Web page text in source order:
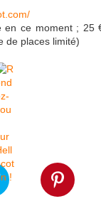
en ce moment ; 25
de places limité)